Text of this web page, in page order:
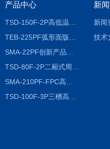
产品中心 新
新闻
技术